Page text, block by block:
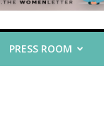
PRESS ROOM